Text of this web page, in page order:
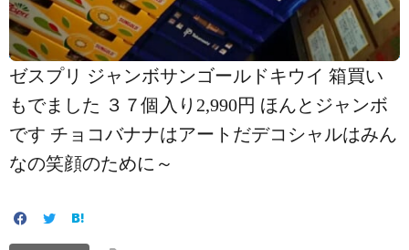
ゼスプリ ジャンボサンゴールドキウイ 箱買い
もでました ３７個入り2,990円 ほんとジャンボ
です チョコバナナはアートだデコシャル️はみん
なの笑顔のために～️